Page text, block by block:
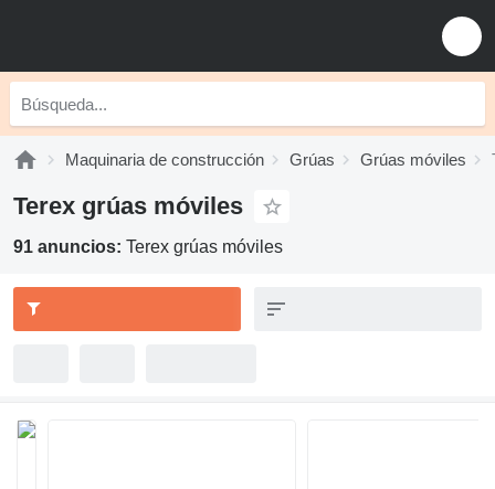
Maquinaria de construcción Grúas Grúas móviles
Terex grúas móviles
91 anuncios: Terex grúas móviles